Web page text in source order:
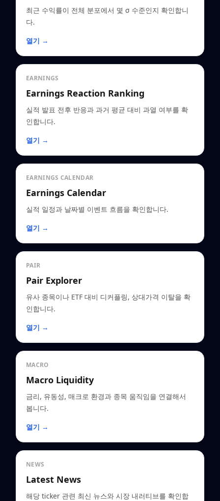
최근 수익률이 전체 분포에서 몇 σ 수준인지 확인합니
다.
열기 →
EARNINGS
Earnings Reaction Ranking
실적 발표 전후 반응과 과거 평균 대비 과열 여부를 확
인합니다.
열기 →
EARNINGS CALENDAR
Earnings Calendar
실적 일정과 날짜별 이벤트 흐름을 확인합니다.
열기 →
PAIR
Pair Explorer
유사 종목이나 ETF 대비 디커플링, 상대가격 이탈을 확
인합니다.
열기 →
MACRO
Macro Liquidity
금리, 유동성, 매크로 환경과 종목 움직임을 연결해서
봅니다.
열기 →
NEWS
Latest News
해당 ticker 관련 최신 뉴스와 시장 내러티브를 확인합